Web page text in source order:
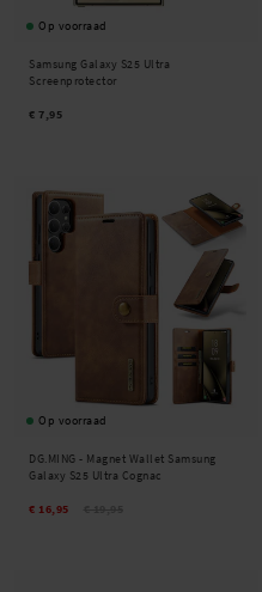
Op voorraad
Samsung Galaxy S25 Ultra
Screenprotector
€ 7,95
Op voorraad
DG.MING - Magnet Wallet Samsung
Galaxy S25 Ultra Cognac
€ 16,95